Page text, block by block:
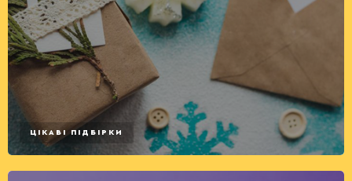
ЦІКАВІ ПІДБІРКИ